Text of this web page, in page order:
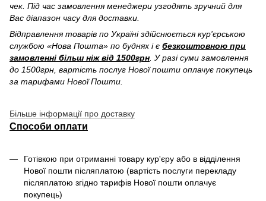
чек. Під час замовлення менеджери узгодять зручний для
Вас діапазон часу для доставки.
Відправлення товарів по Україні здійснюється кур'єрською
службою «Нова Пошта» по буднях і є безкоштовною при
замовленні більш ніж від 1500грн . У разі суми замовлення
до 1500грн, вартість послуг Нової пошти оплачує покупець
за тарифами Нової Пошти.
Більше інформації про доставку
Способи оплати
Готівкою при отриманні товару кур'єру або в відділення
Нової пошти післяплатою (вартість послуги перекладу
післяплатою згідно тарифів Нової пошти оплачує
покупець)